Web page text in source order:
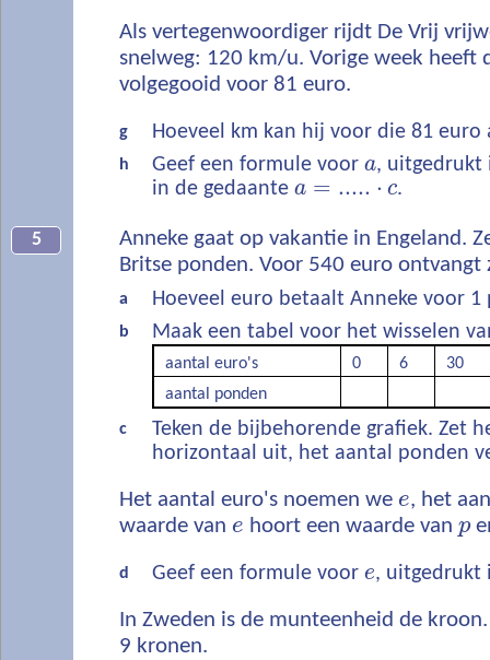
Als vertegenwoordiger rijdt De Vrij
snelweg: 120 km/u. Vorige week heeft
volgegooid voor 81 euro.
g Hoeveel km kan hij voor die 81 euro
h Geef een formule voor a,
in de gedaante a = ..... ⋅ c.
5
Anneke gaat op vakantie in Engeland.
Britse ponden. Voor 540 euro ontvangt
a Hoeveel euro betaalt Anneke voor 1
b Maak een tabel voor het wisselen
aantal euro's 0 6
30
aantal ponden
c
Teken de bijbehorende grafiek. Zet
horizontaal uit, het aantal ponden
Het aantal euro's noemen we e, het
waarde van e hoort een waarde van p
d Geef een formule voor e,
In Zweden is de munteenheid de
9 kronen.